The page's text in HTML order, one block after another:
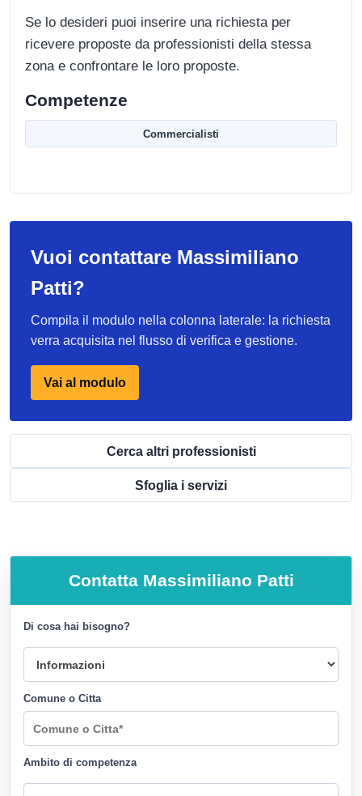
Se lo desideri puoi inserire una richiesta per
ricevere proposte da professionisti della stessa
zona e confrontare le loro proposte.
Competenze
Commercialisti
Vuoi contattare Massimiliano
Patti?
Compila il modulo nella colonna laterale: la richiesta
verra acquisita nel flusso di verifica e gestione.
Vai al modulo
Cerca altri professionisti
Sfoglia i servizi
Contatta Massimiliano Patti
Di cosa hai bisogno?
Comune o Citta
Ambito di competenza